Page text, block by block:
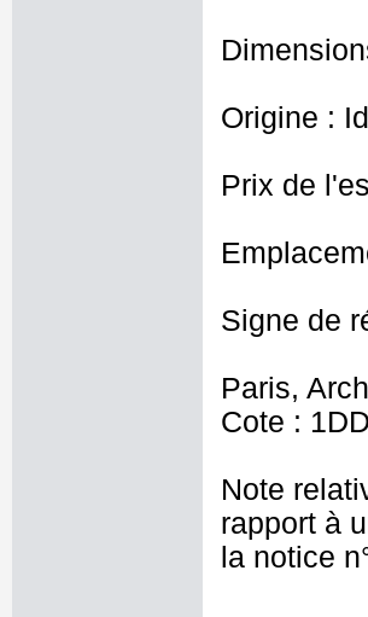
Origine :
Prix de
Signe de
Paris,
Cote :
Note
rapport à
la notice